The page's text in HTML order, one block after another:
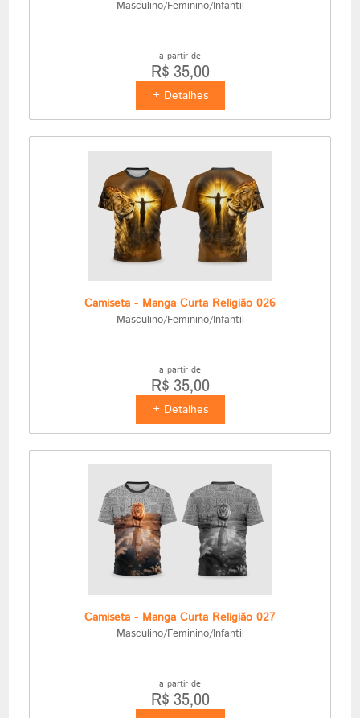
Masculino/Feminino/Infantil
a partir de
R$ 35,00
+ Detalhes
Camiseta - Manga Curta Religião 026
Masculino/Feminino/Infantil
a partir de
R$ 35,00
+ Detalhes
Camiseta - Manga Curta Religião 027
Masculino/Feminino/Infantil
a partir de
R$ 35,00